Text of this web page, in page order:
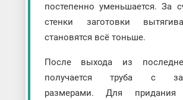
постепенно уменьшается. За
стенки заготовки
становятся всё тоньше.
После выхода из
получается труба с
размерами. Для придания